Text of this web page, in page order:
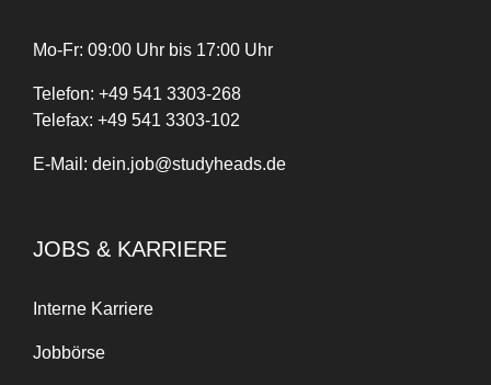
Mo-Fr: 09:00 Uhr bis 17:00 Uhr
Telefon: +49 541 3303-268
Telefax: +49 541 3303-102
E-Mail: dein.job@studyheads.de
JOBS & KARRIERE
Interne Karriere
Jobbörse